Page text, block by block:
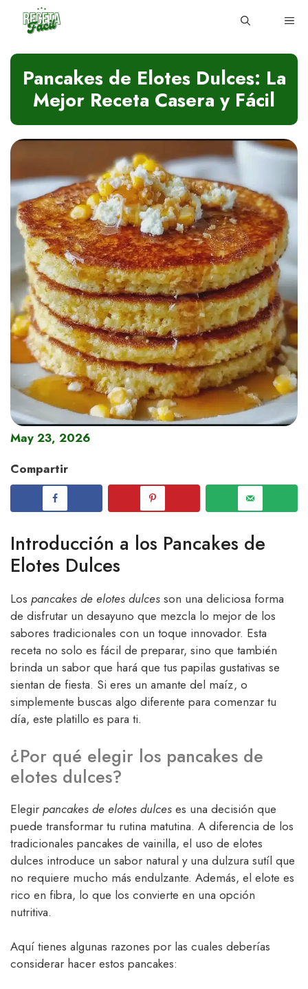
Pancakes de Elotes Dulces: La
Mejor Receta Casera y Fácil
May 23, 2026
Compartir
Introducción a los Pancakes de
Elotes Dulces
Los pancakes de elotes dulces son una deliciosa forma
de disfrutar un desayuno que mezcla lo mejor de los
sabores tradicionales con un toque innovador. Esta
receta no solo es fácil de preparar, sino que también
brinda un sabor que hará que tus papilas gustativas se
sientan de fiesta. Si eres un amante del maíz, o
simplemente buscas algo diferente para comenzar tu
día, este platillo es para ti.
¿Por qué elegir los pancakes de
elotes dulces?
Elegir pancakes de elotes dulces es una decisión que
puede transformar tu rutina matutina. A diferencia de los
tradicionales pancakes de vainilla, el uso de elotes
dulces introduce un sabor natural y una dulzura sutíl que
no requiere mucho más endulzante. Además, el elote es
rico en fibra, lo que los convierte en una opción
nutritiva.
Aquí tienes algunas razones por las cuales deberías
considerar hacer estos pancakes: